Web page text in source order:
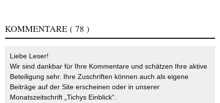
KOMMENTARE ( 78 )
Liebe Leser!
Wir sind dankbar für Ihre Kommentare und schätzen Ihre aktive
Beteiligung sehr. Ihre Zuschriften können auch als eigene
Beiträge auf der Site erscheinen oder in unserer
Monatszeitschrift „Tichys Einblick“.